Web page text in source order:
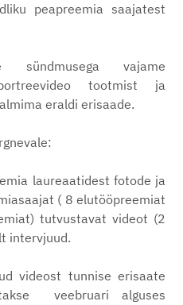
peapreemia saajatest
sündmusega vajame
tootmist ja
eraldi erisaade.
laureaatidest fotode ja
( 8 elutööpreemiat
tutvustavat videot (2
intervjuud.
videost tunnise erisaate
veebruari alguses